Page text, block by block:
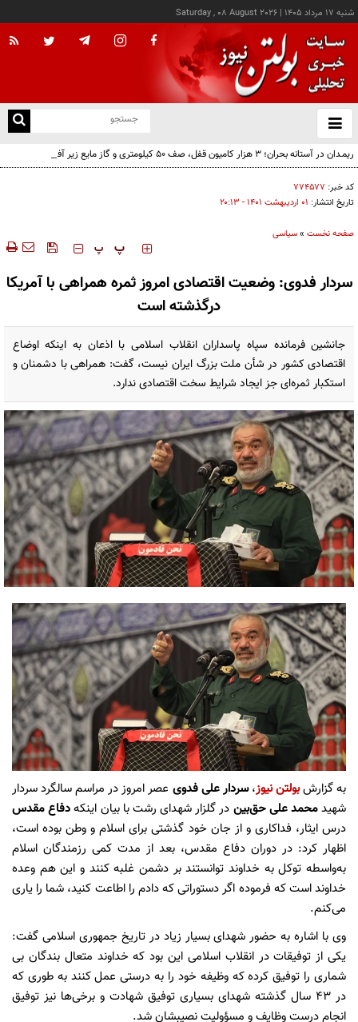
شنبه ۱۷ مرداد ۱۴۰۵ |
Saturday , 08 August 2026
باز
و
درجه!
کد خبر: ۷۷۴۵۷۷
تاریخ انتشار: ۰۱ ارديبهشت ۱۴۰۱ - ۲۰:۱۳
صفحه نخست »سیاسی
‍‍‍ پ پ
سردار فدوی: وضعیت اقتصادی امروز ثمره همراهی با آمریکا
درگذشته است
جانشین فرمانده سپاه پاسداران انقلاب اسلامی با اذعان به اینکه اوضاع
اقتصادی کشور در شأن ملت بزرگ ایران نیست، گفت: همراهی با دشمنان و
استکبار ثمره‌ای جز ایجاد شرایط سخت اقتصادی ندارد.
به گزارشبولتن نیوز،سردار علی فدوی عصر امروز در مراسم سالگرد سردار
شهیدمحمد علی حق‌بین در گلزار شهدای رشت با بیان اینکهدفاع مقدس
درس ایثار، فداکاری و از جان خود گذشتی برای اسلام و وطن بوده است،
اظهار کرد: در دوران دفاع مقدس، بعد از مدت کمی رزمندگان اسلام
به‌واسطه توکل به خداوند توانستند بر دشمن غلبه کنند و این هم وعده
خداوند است که فرموده اگر دستوراتی که دادم را اطاعت کنید، شما را یاری
می‌کنم.
وی با اشاره به حضور شهدای بسیار زیاد در تاریخ جمهوری اسلامی گفت:
یکی از توفیقات در انقلاب اسلامی این بود که خداوند متعال بندگان بی
شماری را توفیق کرده که وظیفه خود را به درستی عمل کنند به طوری که
در ۴۳ سال گذشته شهدای بسیاری توفیق شهادت و برخی‌ها نیز توفیق
انجام درست وظایف و مسؤولیت نصیبشان شد.